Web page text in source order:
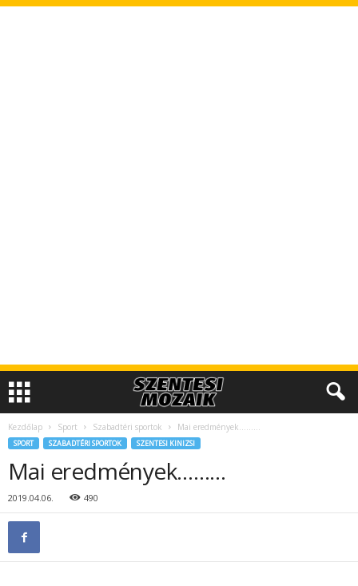
Kezdőlap Sport Szabadtéri sportok Mai eredmények………
SPORT SZABADTÉRI SPORTOK SZENTESI KINIZSI
Mai eredmények………
2019.04.06. 490